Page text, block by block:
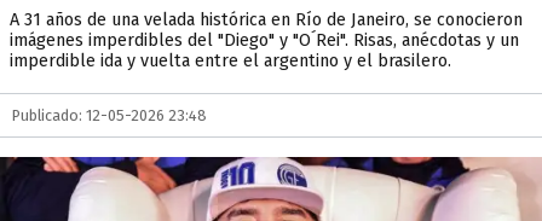
A 31 años de una velada histórica en Río de Janeiro, se conocieron
imágenes imperdibles del "Diego" y "O´Rei". Risas, anécdotas y un
imperdible ida y vuelta entre el argentino y el brasilero.
Publicado: 12-05-2026 23:48